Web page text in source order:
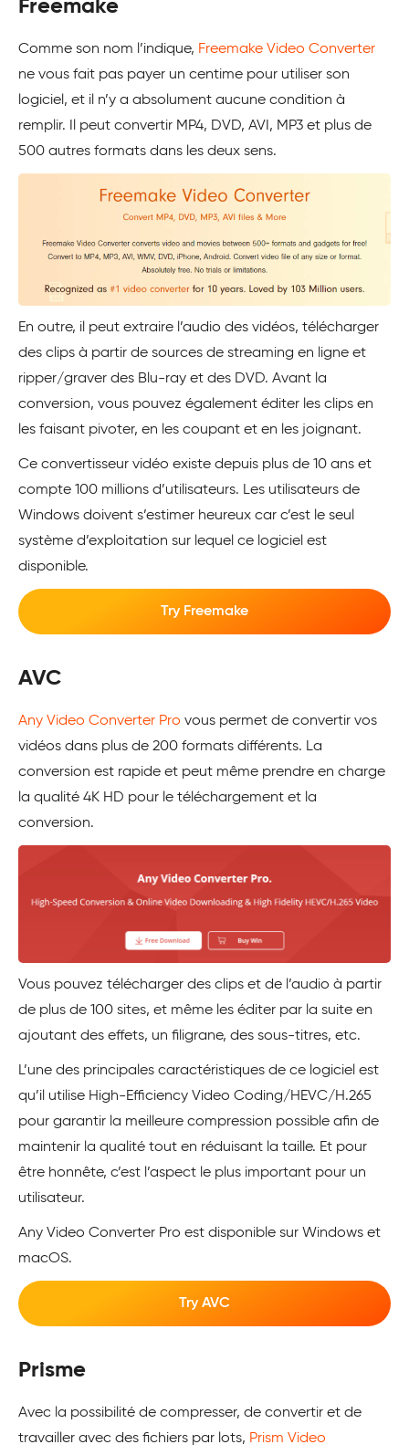
Freemake
Comme son nom l’indique, Freemake Video Converter
ne vous fait pas payer un centime pour utiliser son
logiciel, et il n’y a absolument aucune condition à
remplir. Il peut convertir MP4, DVD, AVI, MP3 et plus de
500 autres formats dans les deux sens.
En outre, il peut extraire l’audio des vidéos, télécharger
des clips à partir de sources de streaming en ligne et
ripper/graver des Blu-ray et des DVD. Avant la
conversion, vous pouvez également éditer les clips en
les faisant pivoter, en les coupant et en les joignant.
Ce convertisseur vidéo existe depuis plus de 10 ans et
compte 100 millions d’utilisateurs. Les utilisateurs de
Windows doivent s’estimer heureux car c’est le seul
système d’exploitation sur lequel ce logiciel est
disponible.
Try Freemake
AVC
Any Video Converter Pro vous permet de convertir vos
vidéos dans plus de 200 formats différents. La
conversion est rapide et peut même prendre en charge
la qualité 4K HD pour le téléchargement et la
conversion.
Vous pouvez télécharger des clips et de l’audio à partir
de plus de 100 sites, et même les éditer par la suite en
ajoutant des effets, un filigrane, des sous-titres, etc.
L’une des principales caractéristiques de ce logiciel est
qu’il utilise High-Efficiency Video Coding/HEVC/H.265
pour garantir la meilleure compression possible afin de
maintenir la qualité tout en réduisant la taille. Et pour
être honnête, c’est l’aspect le plus important pour un
utilisateur.
Any Video Converter Pro est disponible sur Windows et
macOS.
Try AVC
Prisme
Avec la possibilité de compresser, de convertir et de
travailler avec des fichiers par lots, Prism Video